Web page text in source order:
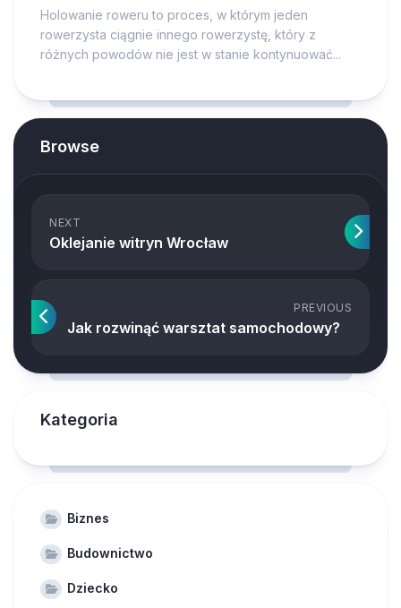
Holowanie roweru to proces, w którym jeden
rowerzysta ciągnie innego rowerzystę, który z
różnych powodów nie jest w stanie kontynuować...
Browse
NEXT
Oklejanie witryn Wrocław
PREVIOUS
Jak rozwinąć warsztat samochodowy?
Kategoria
Biznes
Budownictwo
Dziecko